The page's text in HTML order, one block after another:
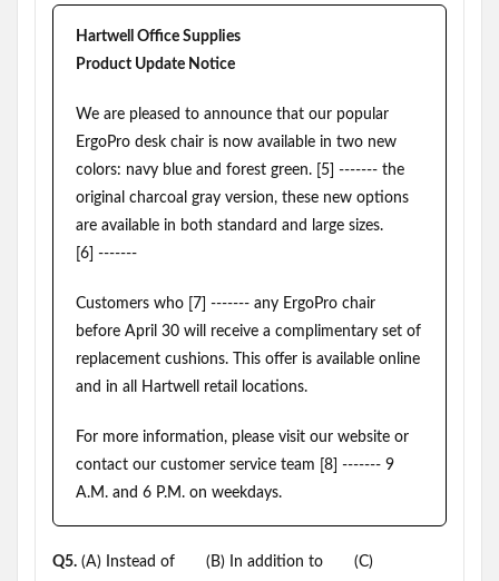
Hartwell Office Supplies
Product Update Notice
We are pleased to announce that our popular
ErgoPro desk chair is now available in two new
colors: navy blue and forest green. [5] ------- the
original charcoal gray version, these new options
are available in both standard and large sizes.
[6] -------
Customers who [7] ------- any ErgoPro chair
before April 30 will receive a complimentary set of
replacement cushions. This offer is available online
and in all Hartwell retail locations.
For more information, please visit our website or
contact our customer service team [8] ------- 9
A.M. and 6 P.M. on weekdays.
Q5. (A) Instead of (B) In addition to (C)